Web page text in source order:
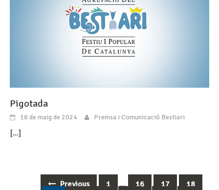
Pigotada
18 de maig de 2024 Premsa i Comunicació Bestiari
[...]
Previous 1 … 16 17
18